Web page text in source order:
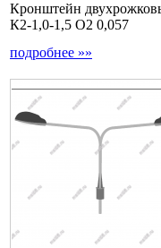
Кронштейн
К2-1,0-1,5 О2 0,057
подробнее »»